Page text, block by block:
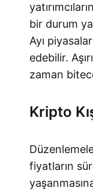
bir durum
Ayı
edebilir.
zaman
Kripto
fiyatların